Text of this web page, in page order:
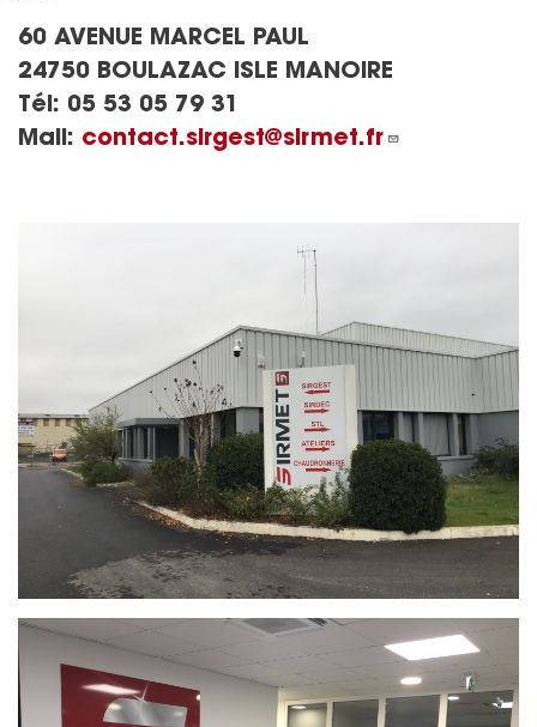
60 AVENUE MARCEL PAUL
24750 BOULAZAC ISLE MANOIRE
Tél: 05 53 05 79 31
Mail: contact.sirgest@sirmet.fr